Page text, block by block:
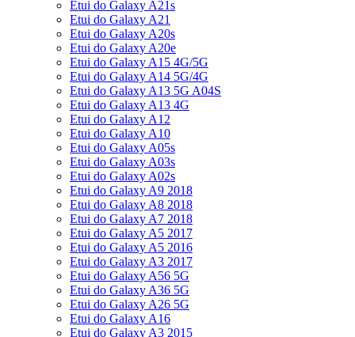
Etui do Galaxy A21s
Etui do Galaxy A21
Etui do Galaxy A20s
Etui do Galaxy A20e
Etui do Galaxy A15 4G/5G
Etui do Galaxy A14 5G/4G
Etui do Galaxy A13 5G A04S
Etui do Galaxy A13 4G
Etui do Galaxy A12
Etui do Galaxy A10
Etui do Galaxy A05s
Etui do Galaxy A03s
Etui do Galaxy A02s
Etui do Galaxy A9 2018
Etui do Galaxy A8 2018
Etui do Galaxy A7 2018
Etui do Galaxy A5 2017
Etui do Galaxy A5 2016
Etui do Galaxy A3 2017
Etui do Galaxy A56 5G
Etui do Galaxy A36 5G
Etui do Galaxy A26 5G
Etui do Galaxy A16
Etui do Galaxy A3 2015